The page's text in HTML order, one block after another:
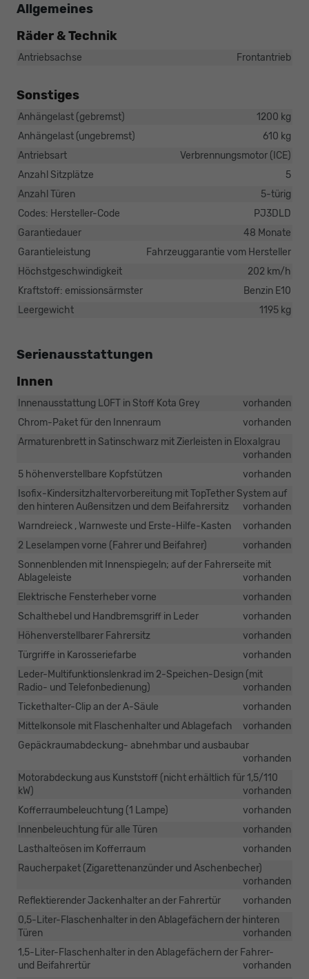
Allgemeines
Räder & Technik
Antriebsachse Frontantrieb
Sonstiges
Anhängelast (gebremst)
1200 kg
Anhängelast (ungebremst)
610 kg
Antriebsart
Verbrennungsmotor (ICE)
Anzahl Sitzplätze
5
Anzahl Türen
5-türig
Codes: Hersteller-Code
PJ3DLD
Garantiedauer
48 Monate
Garantieleistung
Fahrzeuggarantie vom Hersteller
Höchstgeschwindigkeit
202 km/h
Kraftstoff: emissionsärmster
Benzin E10
Leergewicht
1195 kg
Serienausstattungen
Innen
Innenausstattung LOFT in Stoff Kota Grey
vorhanden
Chrom-Paket für den Innenraum
vorhanden
Armaturenbrett in Satinschwarz mit Zierleisten in Eloxalgrau
vorhanden
5 höhenverstellbare Kopfstützen
vorhanden
Isofix-Kindersitzhaltervorbereitung mit TopTether System auf
den hinteren Außensitzen und dem Beifahrersitz
vorhanden
Warndreieck , Warnweste und Erste-Hilfe-Kasten
vorhanden
2 Leselampen vorne (Fahrer und Beifahrer)
vorhanden
Sonnenblenden mit Innenspiegeln; auf der Fahrerseite mit
Ablageleiste
vorhanden
Elektrische Fensterheber vorne
vorhanden
Schalthebel und Handbremsgriff in Leder
vorhanden
Höhenverstellbarer Fahrersitz
vorhanden
Türgriffe in Karosseriefarbe
vorhanden
Leder-Multifunktionslenkrad im 2-Speichen-Design (mit
Radio- und Telefonbedienung)
vorhanden
Tickethalter-Clip an der A-Säule
vorhanden
Mittelkonsole mit Flaschenhalter und Ablagefach
vorhanden
Gepäckraumabdeckung- abnehmbar und ausbaubar
vorhanden
Motorabdeckung aus Kunststoff (nicht erhältlich für 1,5/110
kW)
vorhanden
Kofferraumbeleuchtung (1 Lampe)
vorhanden
Innenbeleuchtung für alle Türen
vorhanden
Lasthalteösen im Kofferraum
vorhanden
Raucherpaket (Zigarettenanzünder und Aschenbecher)
vorhanden
Reflektierender Jackenhalter an der Fahrertür
vorhanden
0,5-Liter-Flaschenhalter in den Ablagefächern der hinteren
Türen
vorhanden
1,5-Liter-Flaschenhalter in den Ablagefächern der Fahrer-
und Beifahrertür
vorhanden